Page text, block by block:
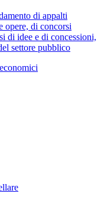
di appalti
opere, di concorsi
di idee e di concessioni,
settore pubblico